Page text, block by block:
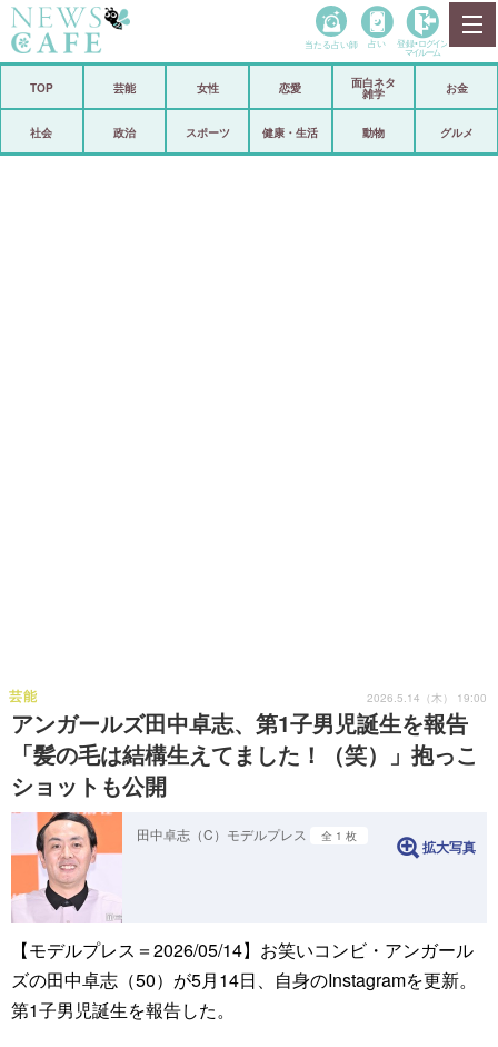
政治
当たる占い師 占い 登録• ログイン
マイルーム
TOP 芸能 女性 恋愛
面白ネタ
雑学
お金
社会 政治 スポーツ 健康・生活 動物 グルメ
アンガールズ田中卓志、第1子男児誕生を報告
「髪の毛は結構生えてました！（笑）」抱っこ
ショットも公開
芸能 2026.5.14（木） 19:00
田中卓志（C）モデルプレス 全 1 枚
拡大写真
【モデルプレス＝2026/05/14】お笑いコンビ・アンガール
ズの田中卓志（50）が5月14日、自身のInstagramを更新。
第1子男児誕生を報告した。